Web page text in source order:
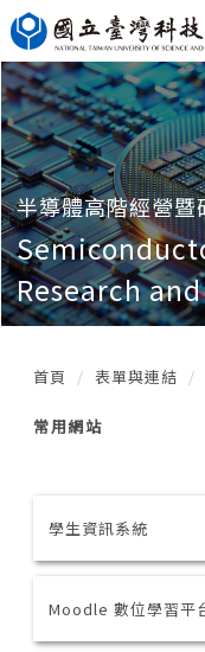
跳
到
主
要
內
容
區
塊
半導體高階經營
Research
首頁 表單與連結
常用網站
學生資訊系統
Moodle 數位學習平